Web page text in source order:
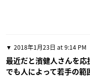
2018年1月23日 at 9:14 PM
最近だと濱健人さんを応
でも人によって若手の範